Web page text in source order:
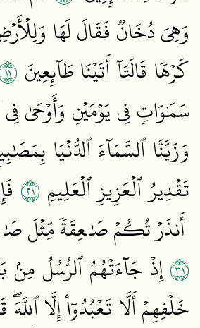
وَهِيَ دُخَانٞ فَقَالَ لَهَا
كَرۡهٗا قَالَتَآ أَتَيۡنَا طَآئِعِينَ
سَمَٰوَاتٖ فِي يَوۡمَيۡنِ وَأَوۡحَىٰ
وَزَيَّنَّا ٱلسَّمَآءَ ٱلدُّنۡيَا
تَقۡدِيرُ ٱلۡعَزِيزِ ٱلۡعَلِيمِ ١٢
أَنذَرۡتُكُمۡ صَٰعِقَةٗ مِّثۡلَ
١٣إِذۡ جَآءَتۡهُمُ ٱلرُّسُلُ مِنۢ
خَلۡفِهِمۡ أَلَّا تَعۡبُدُوٓاْ إِلَّا ٱللَّهَۖ